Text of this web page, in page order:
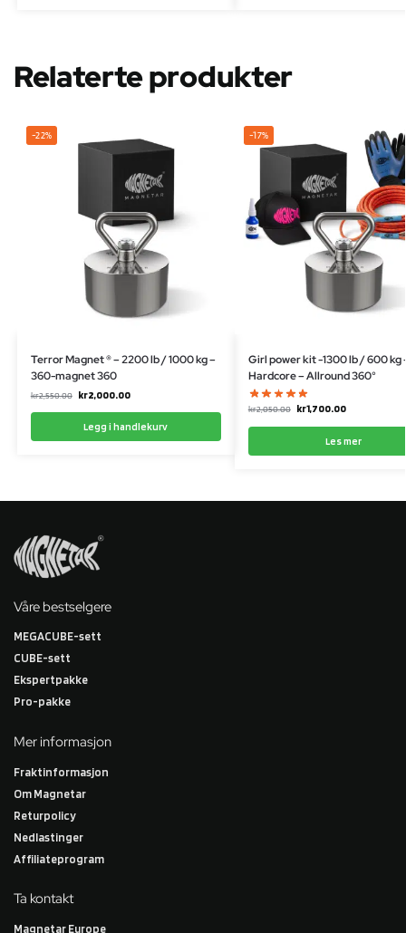
Relaterte produkter
-22%
Terror Magnet ® – 2200 lb / 1000 kg –
360-magnet 360
kr2,550.00 kr2,000.00
Legg i handlekurv
-17%
Girl power kit -1300 lb / 600 kg
Hardcore – Allround 360°
kr2,050.00 kr1,700.00
Les mer
Våre bestselgere
MEGACUBE-sett
CUBE-sett
Ekspertpakke
Pro-pakke
Mer informasjon
Fraktinformasjon
Om Magnetar
Returpolicy
Nedlastinger
Affiliateprogram
Ta kontakt
Magnetar Europe